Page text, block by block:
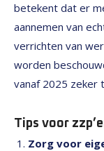
betekent dat er
aannemen van
verrichten van
worden
vanaf 2025 zeker
Tips voor
Zorg voor